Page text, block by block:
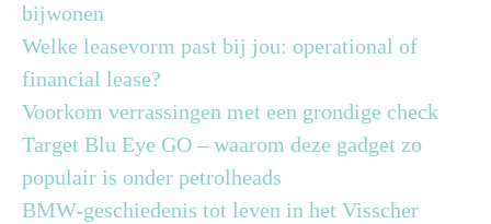
bijwonen
Welke leasevorm past bij jou: operational of
financial lease?
Voorkom verrassingen met een grondige check
Target Blu Eye GO – waarom deze gadget zo
populair is onder petrolheads
BMW-geschiedenis tot leven in het Visscher